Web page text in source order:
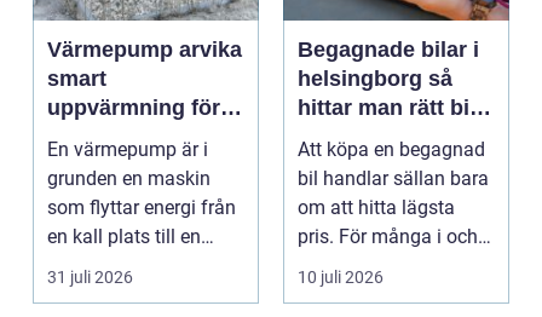
Värmepump arvika
smart
uppvärmning för
värmländskt klimat
En värmepump är i
grunden en maskin
som flyttar energi från
en kall plats till en
varm. Den använder...
31 juli 2026
Begagnade bilar i
helsingborg så
hittar man rätt bil
till rätt pris
Att köpa en begagnad
bil handlar sällan bara
om att hitta lägsta
pris. För många i och
runt Helsingb...
10 juli 2026